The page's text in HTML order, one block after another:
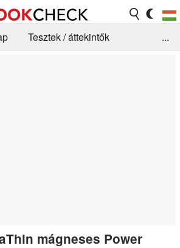
Tesztek / áttekintők
...
mágneses Power